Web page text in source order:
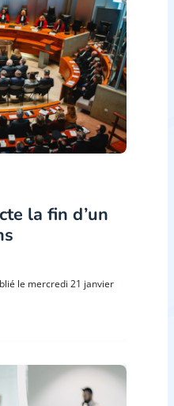
la fin d’un
le mercredi 21 janvier